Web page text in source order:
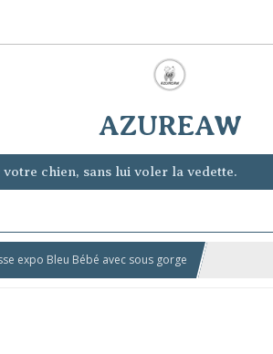
AZUREAW
chien, sans lui voler la vedette.
expo Bleu Bébé avec sous gorge